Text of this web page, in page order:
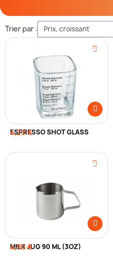
Trier par :
ESPRESSO SHOT GLASS
4,20 €
MILK JUG 90 ML (3OZ)
4,90 €